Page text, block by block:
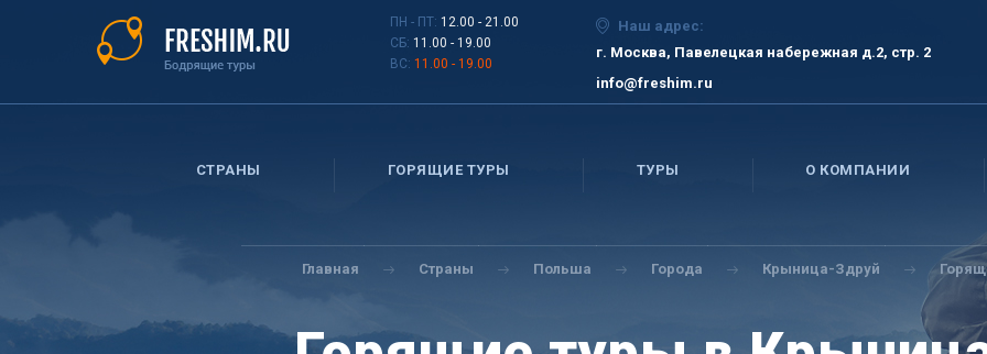
ПН - ПТ: 12.00 - 21.00
СБ: 11.00 - 19.00
ВС: 11.00 - 19.00
Наш адрес:
г. Москва, Павелецкая набережная д.2, стр. 2
info@freshim.ru
СТРАНЫ ГОРЯЩИЕ ТУРЫ ТУРЫ О КОМПАНИИ
Вы
здесь
Главная Страны Польша Города Крыница-Здруй